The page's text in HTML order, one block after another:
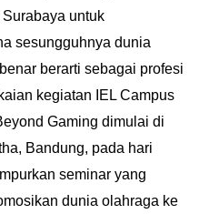
untuk
sesungguhnya dunia
berarti sebagai profesi
kegiatan IEL Campus
Gaming dimulai di
Bandung, pada hari
seminar yang
dunia olahraga ke